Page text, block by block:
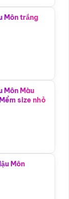
Môn trắng
Môn Màu
size nhỏ
Môn